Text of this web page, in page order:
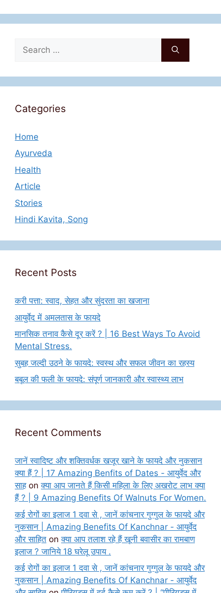
for:
Categories
Home
Ayurveda
Health
Article
Stories
Hindi Kavita, Song
Recent Posts
करी पत्ता: स्वाद, सेहत और सुंदरता का खजाना
आयुर्वेद में अमलतास के फायदे
मानसिक तनाव कैसे दूर करें ? | 16 Best Ways To Avoid
Mental Stress.
सुबह जल्दी उठने के फायदे: स्वस्थ और सफल जीवन का रहस्य
बबूल की फली के फायदे: संपूर्ण जानकारी और स्वास्थ्य लाभ
Recent Comments
जानें स्वादिष्ट और शक्तिवर्धक खजूर खाने के फायदे और नुकसान
क्या हैं ? | 17 Amazing Benfits of Dates - आयुर्वेद और
साहonक्या आप जानते हैं किसी महिला के लिए अखरोट लाभ क्या
हैं ? | 9 Amazing Benefits Of Walnuts For Women.
कई रोगों का इलाज 1 दवा से , जानें कांचनार गुग्गुल के फायदे और
नुकसान | Amazing Benefits Of Kanchnar - आयुर्वेद
और साहित onक्या आप तलाश रहे हैं खूनी बवासीर का रामबाण
इलाज ? जानिये 18 घरेलू उपाय .
कई रोगों का इलाज 1 दवा से , जानें कांचनार गुग्गुल के फायदे और
नुकसान | Amazing Benefits Of Kanchnar - आयुर्वेद